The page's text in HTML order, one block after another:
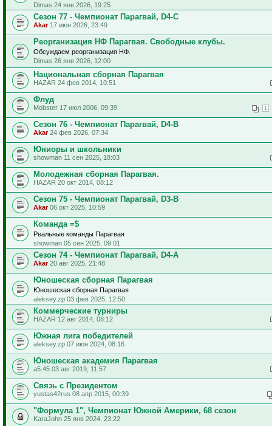
Dimas 24 янв 2026, 19:25
Сезон 77 - Чемпионат Парагвай, D4-C
Akar17 июн 2026, 23:49
Реорганизация НФ Парагвая. Свободные клубы.
Обсуждаем реорганизация НФ.
Dimas 26 янв 2026, 12:00
Национальная сборная Парагвая
HAZAR 24 фев 2014, 10:51
Флуд
1
Mobster 17 июл 2006, 09:39
Сезон 76 - Чемпионат Парагвай, D4-B
Akar24 фев 2026, 07:34
Юниоры и школьники
showman 11 сен 2025, 18:03
Молодежная сборная Парагвая.
HAZAR 20 окт 2014, 08:12
Сезон 75 - Чемпионат Парагвай, D3-B
Akar06 окт 2025, 10:59
Команда =$
Реальные команды Парагвая
showman 05 сен 2025, 09:01
Сезон 74 - Чемпионат Парагвай, D4-A
Akar20 авг 2025, 21:48
Юношеская сборная Парагвая
Юношеская сборная Парагвая
aleksey.zp 03 фев 2025, 12:50
Коммерческие турниры
HAZAR 12 авг 2014, 08:12
Южная лига победителей
aleksey.zp 07 июн 2024, 08:16
Юношеская академия Парагвая
a5.45 03 авг 2019, 11:57
Связь с Президентом
yustas42rus 08 апр 2015, 00:39
"Формула 1", Чемпионат Южной Америки, 68 сезон
KaraJohn 25 янв 2024, 23:22